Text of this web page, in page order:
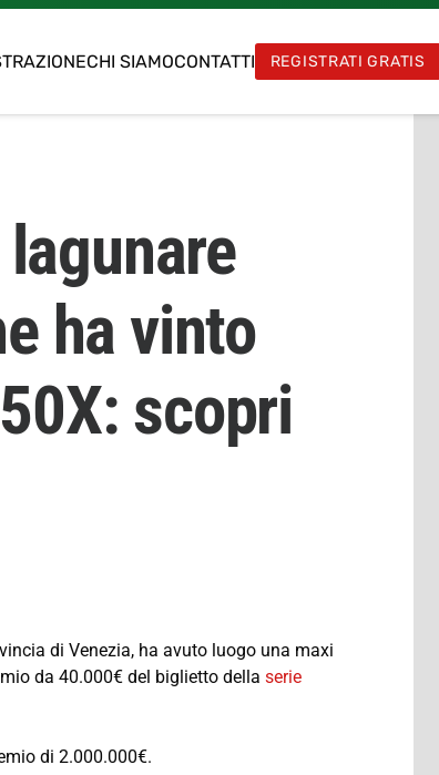
CHI SIAMOCONTATTI REGISTRATI GRATIS
ha vinto
scopri
di Venezia, ha avuto luogo una maxi
da 40.000€ del biglietto della serie
di 2.000.000€.